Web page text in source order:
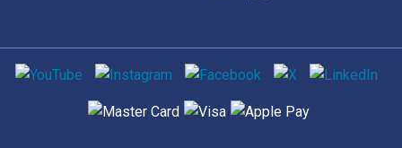
ソーシャルメディア
サポートされている支払い方法